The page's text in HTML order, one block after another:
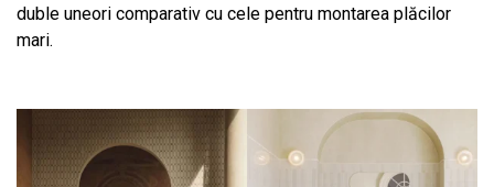
duble uneori comparativ cu cele pentru montarea plăcilor
mari.